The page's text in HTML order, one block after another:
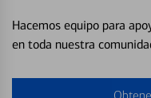
Hacemos equipo para
en toda nuestra